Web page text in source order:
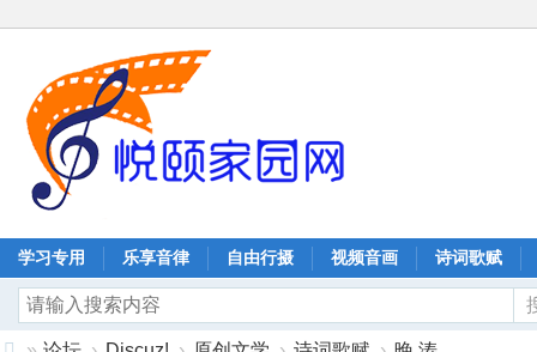
学习专用 乐享音律 自由行摄 视频音画 诗词歌赋